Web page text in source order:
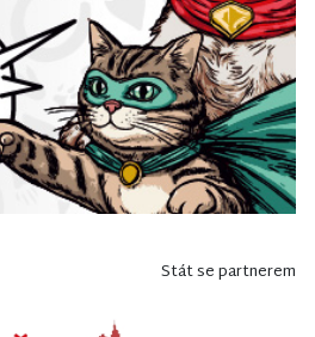
Stát se partnerem